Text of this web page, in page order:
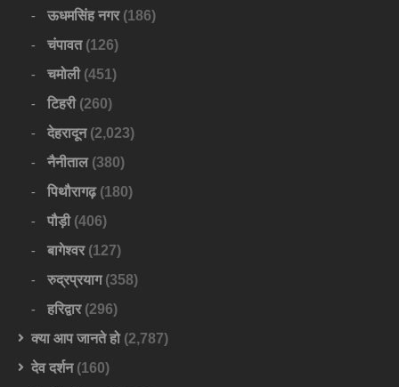
ऊधमसिंह नगर(186)
चंपावत(126)
चमोली(451)
टिहरी(260)
देहरादून(2,023)
नैनीताल(380)
पिथौरागढ़(180)
पौड़ी(406)
बागेश्वर(127)
रुद्रप्रयाग(358)
हरिद्वार(296)
क्या आप जानते हो(2,787)
देव दर्शन(160)